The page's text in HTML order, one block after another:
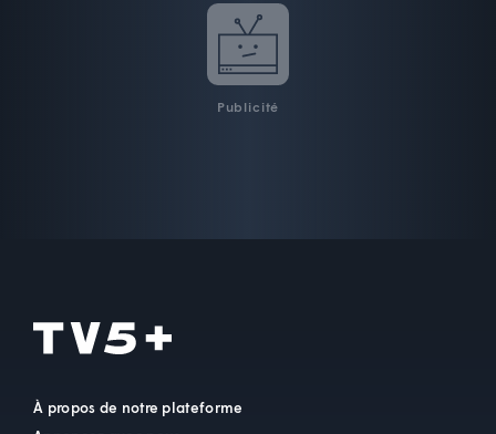
Publicité
À propos de notre plateforme